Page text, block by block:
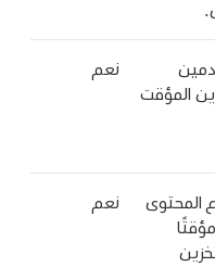
المؤقت
نعم
المحتوى
نعم